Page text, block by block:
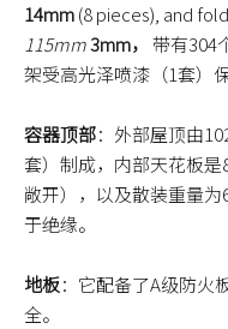
14mm(8 pieces), and
115mm3mm， 带有304
架受高光泽喷漆（1套）保
容器顶部：外部屋顶由
套）制成，内部天花板
敞开），以及散装重量
于绝缘。
地板：它配备了A级防火
全。